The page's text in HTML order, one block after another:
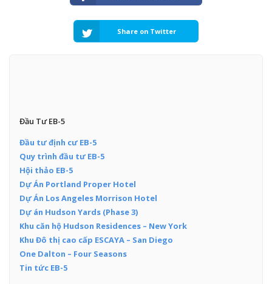
Share on Twitter
Đầu Tư EB-5
Đầu tư định cư EB-5
Quy trình đầu tư EB-5
Hội thảo EB-5
Dự Án Portland Proper Hotel
Dự Án Los Angeles Morrison Hotel
Dự án Hudson Yards (Phase 3)
Khu căn hộ Hudson Residences – New York
Khu Đô thị cao cấp ESCAYA – San Diego
One Dalton – Four Seasons
Tin tức EB-5